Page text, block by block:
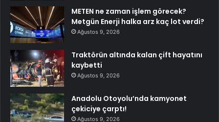
METEN ne zaman işlem görecek?
Metgün Enerji halka arz kaç lot verdi?
Ağustos 9, 2026
Traktörün altında kalan çift hayatını
kaybetti
Ağustos 9, 2026
Anadolu Otoyolu’nda kamyonet
çekiciye çarptı!
Ağustos 9, 2026